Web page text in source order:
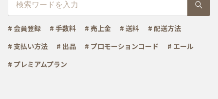
# 会員登録 # 手数料 # 売上金 # 送料
# 配送方法
# 支払い方法
# 出品 # プロモーションコード
# エール
# プレミアムプラン